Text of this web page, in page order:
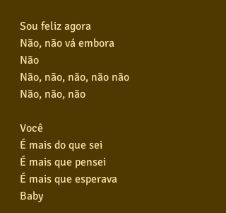
Sou feliz agora
Não, não vá embora
Não
Não, não, não, não não
Não, não, não
Você
É mais do que sei
É mais que pensei
É mais que esperava
Baby